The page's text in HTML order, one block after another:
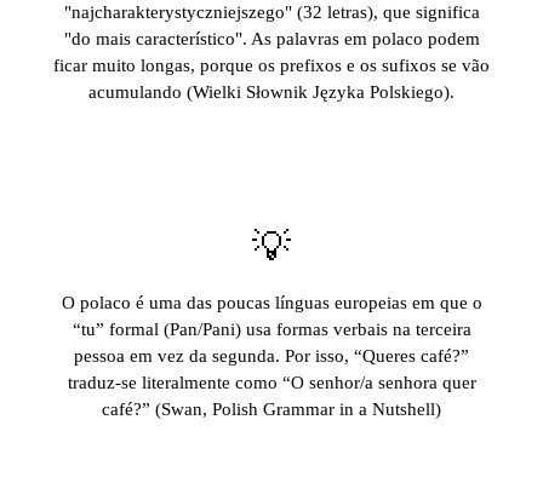
"najcharakterystyczniejszego" (32 letras), que significa
"do mais característico". As palavras em polaco podem
ficar muito longas, porque os prefixos e os sufixos se vão
acumulando (Wielki Słownik Języka Polskiego).
💡
O polaco é uma das poucas línguas europeias em que o
“tu” formal (Pan/Pani) usa formas verbais na terceira
pessoa em vez da segunda. Por isso, “Queres café?”
traduz-se literalmente como “O senhor/a senhora quer
café?” (Swan, Polish Grammar in a Nutshell)